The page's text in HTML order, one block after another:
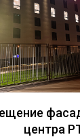
центра